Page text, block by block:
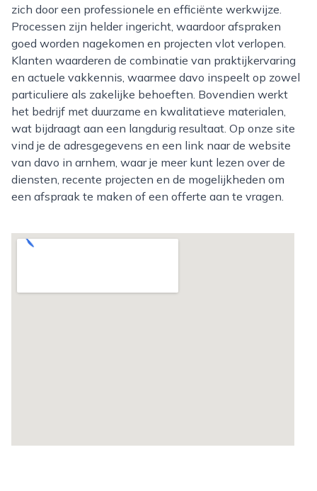
zich door een professionele en efficiënte werkwijze.
Processen zijn helder ingericht, waardoor afspraken
goed worden nagekomen en projecten vlot verlopen.
Klanten waarderen de combinatie van praktijkervaring
en actuele vakkennis, waarmee davo inspeelt op zowel
particuliere als zakelijke behoeften. Bovendien werkt
het bedrijf met duurzame en kwalitatieve materialen,
wat bijdraagt aan een langdurig resultaat. Op onze site
vind je de adresgegevens en een link naar de website
van davo in arnhem, waar je meer kunt lezen over de
diensten, recente projecten en de mogelijkheden om
een afspraak te maken of een offerte aan te vragen.